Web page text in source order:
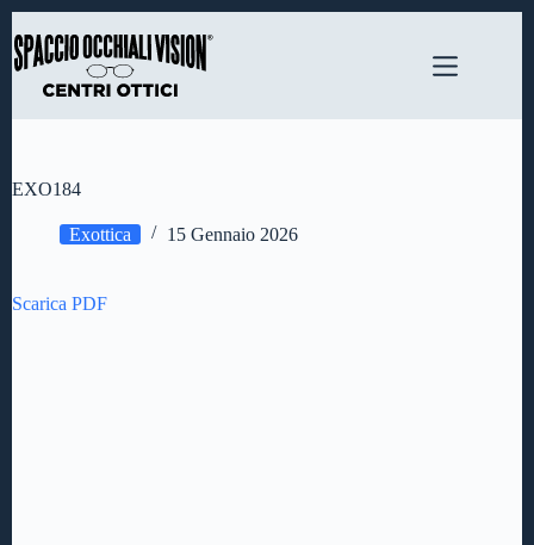
al
contenuto
EXO184
Exottica 15 Gennaio 2026
Scarica PDF